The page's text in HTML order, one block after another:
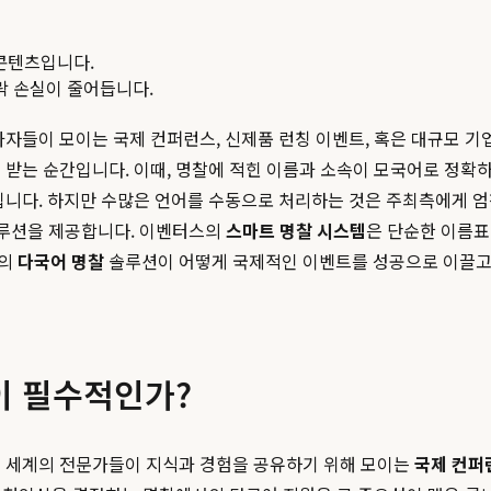
텐츠입니다.
손실이 줄어듭니다.
들이 모이는 국제 컨퍼런스, 신제품 런칭 이벤트, 혹은 대규모
는 순간입니다. 이때, 명찰에 적힌 이름과 소속이 모국어로 정
다. 하지만 수많은 언어를 수동으로 처리하는 것은 주최측에게
션을 제공합니다. 이벤터스의 스마트 명찰 시스템은 단순한 이름
다국어 명찰 솔루션이 어떻게 국제적인 이벤트를 성공으로 이끌
필수적인가?
계의 전문가들이 지식과 경험을 공유하기 위해 모이는 국제 컨퍼